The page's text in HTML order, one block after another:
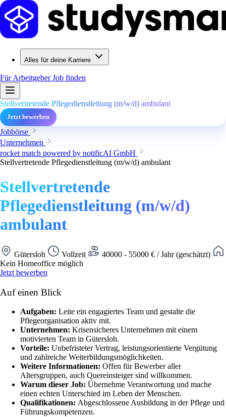
Alles für deine Karriere
Für ArbeitgeberJob finden
Stellvertretende Pflegedienstleitung (m/w/d) ambulant
Jetzt bewerben
Jobbörse
Unternehmen
rocket match powered by notificAI GmbH
Stellvertretende Pflegedienstleitung (m/w/d) ambulant
Stellvertretende
Pflegedienstleitung (m/w/d)
ambulant
Gütersloh Vollzeit
40000 - 55000 € / Jahr (geschätzt)
Kein Homeoffice möglich
Jetzt bewerben
Auf einen Blick
Aufgaben: Leite ein engagiertes Team und gestalte die
Pflegeorganisation aktiv mit.
Unternehmen: Krisensicheres Unternehmen mit einem
motivierten Team in Gütersloh.
Vorteile: Unbefristeter Vertrag, leistungsorientierte Vergütung
und zahlreiche Weiterbildungsmöglichkeiten.
Weitere Informationen: Offen für Bewerber aller
Altersgruppen, auch Quereinsteiger sind willkommen.
Warum dieser Job: Übernehme Verantwortung und mache
einen echten Unterschied im Leben der Menschen.
Qualifikationen: Abgeschlossene Ausbildung in der Pflege und
Führungskompetenzen.